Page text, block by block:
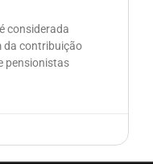
considerada
da contribuição
pensionistas